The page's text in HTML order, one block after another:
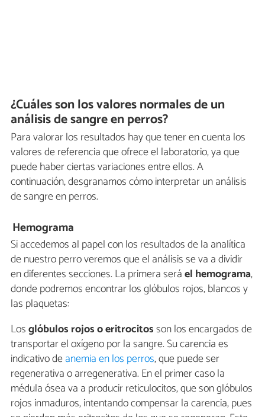
¿Cuáles son los valores normales de un
análisis de sangre en perros?
Para valorar los resultados hay que tener en cuenta los
valores de referencia que ofrece el laboratorio, ya que
puede haber ciertas variaciones entre ellos. A
continuación, desgranamos cómo interpretar un análisis
de sangre en perros.
Hemograma
Si accedemos al papel con los resultados de la analítica
de nuestro perro veremos que el análisis se va a dividir
en diferentes secciones. La primera seráel hemograma,
donde podremos encontrar los glóbulos rojos, blancos y
las plaquetas:
Losglóbulos rojos o eritrocitosson los encargados de
transportar el oxígeno por la sangre. Su carencia es
indicativo deanemia en los perros, que puede ser
regenerativa o arregenerativa. En el primer caso la
médula ósea va a producir reticulocitos, que son glóbulos
rojos inmaduros, intentando compensar la carencia, pues